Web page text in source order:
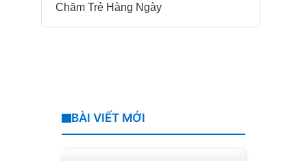
Chăm Trẻ Hàng Ngày
BÀI VIẾT MỚI